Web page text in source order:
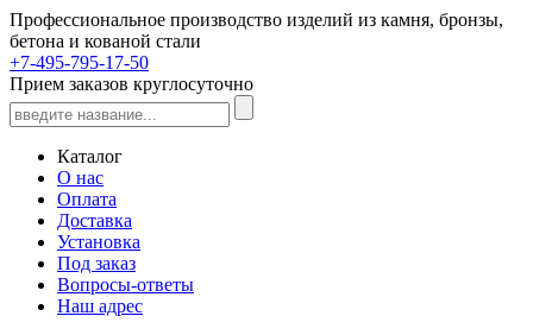
Профессиональное производство изделий из камня, бронзы,
бетона и кованой стали
+7-495-795-17-50
Прием заказов круглосуточно
Каталог
О нас
Оплата
Доставка
Установка
Под заказ
Вопросы-ответы
Наш адрес